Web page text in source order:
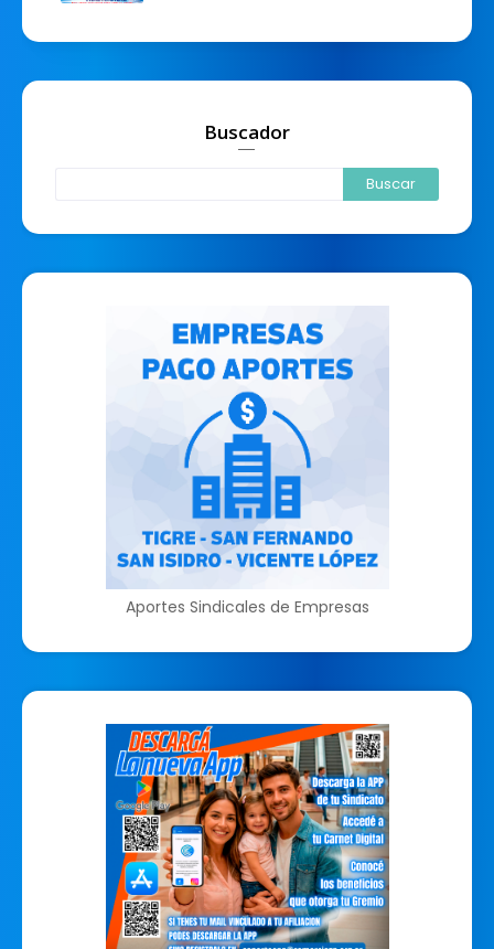
Buscador
Aportes Sindicales de Empresas